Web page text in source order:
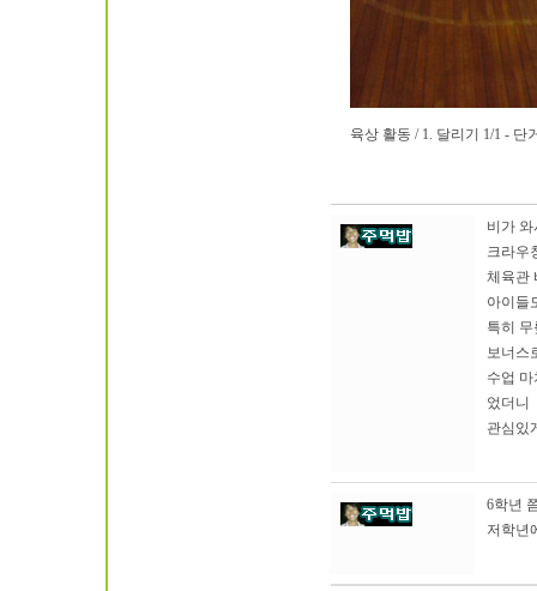
육상 활동 / 1. 달리기 1/1 - 단
비가
크라우
체육관
아이들
특히
보너스
수업
었더니
관심있
6학년
저학년